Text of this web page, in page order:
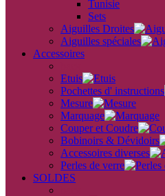
Tunisie
Sets
Aiguilles Droites
Aiguilles spéciales
Accessoires
Etuis
Pochettes d' instructions
Mesure
Marquage
Couper et Coudre
Bobinoirs & Dévidoirs
Accessoires diverses
Perles de verre
SOLDES